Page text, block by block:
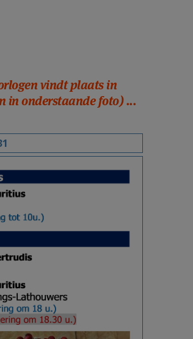
vindt plaats in
in onderstaande foto) ...